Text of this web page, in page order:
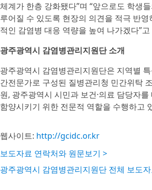
체계가 한층 강화됐다”며 “앞으로도 학생
루어질 수 있도록 현장의 의견을 적극 반
적인 감염병 대응 역량을 높여 나가겠다”
광주광역시 감염병관리지원단 소개
광주광역시 감염병관리지원단은 지역별
간전문가로 구성된 질병관리청 민간위탁
원, 광주광역시 시민과 보건·의료 담당자
함양시키기 위한 전문적 역할을 수행하고
웹사이트: http://gcidc.or.kr
보도자료 연락처와 원문보기 >
광주광역시 감염병관리지원단 전체 보도